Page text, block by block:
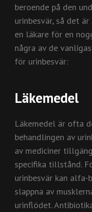
beroende på den
urinbesvär, så det
en läkare för en
några av de
för urinbesvär:
Läkemedel
Läkemedel är ofta
behandlingen av
av mediciner
specifika tillstånd.
urinbesvär kan
slappna av
urinflödet.